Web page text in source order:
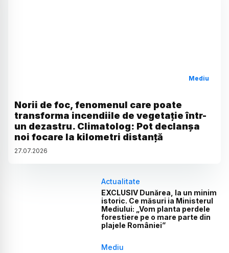
Mediu
Norii de foc, fenomenul care poate
transforma incendiile de vegetație într-
un dezastru. Climatolog: Pot declanșa
noi focare la kilometri distanță
27.07.2026
Actualitate
EXCLUSIV Dunărea, la un minim
istoric. Ce măsuri ia Ministerul
Mediului: „Vom planta perdele
forestiere pe o mare parte din
plajele României”
Mediu